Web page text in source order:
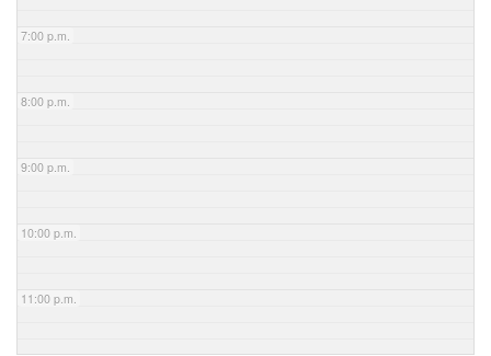
7:00 p.m.
8:00 p.m.
9:00 p.m.
10:00 p.m.
11:00 p.m.